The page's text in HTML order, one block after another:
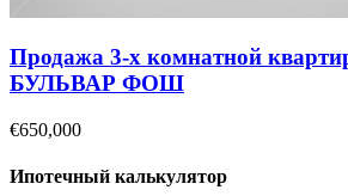
Продажа 3-х комнатной
БУЛЬВАР ФОШ
€650,000
Ипотечный калькулятор